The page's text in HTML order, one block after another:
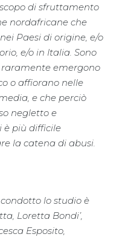
di sfruttamento
nordafricane che
Paesi di origine, e/o
e/o in Italia. Sono
emergono
o affiorano nelle
e che perciò
negletto e
è più difficile
la catena di abusi.
lo studio è
Loretta Bondi’,
Esposito,